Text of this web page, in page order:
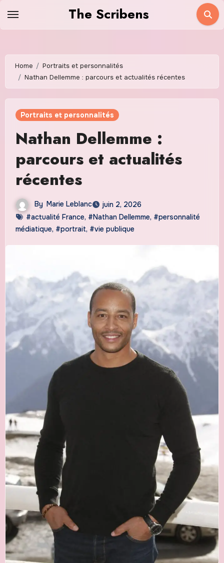
The Scribens
Home
Portraits et personnalités
Nathan Dellemme : parcours et actualités récentes
Portraits et personnalités
Nathan Dellemme :
parcours et actualités
récentes
By Marie Leblanc
juin 2, 2026
#actualité France, #Nathan Dellemme, #personnalité
médiatique, #portrait, #vie publique